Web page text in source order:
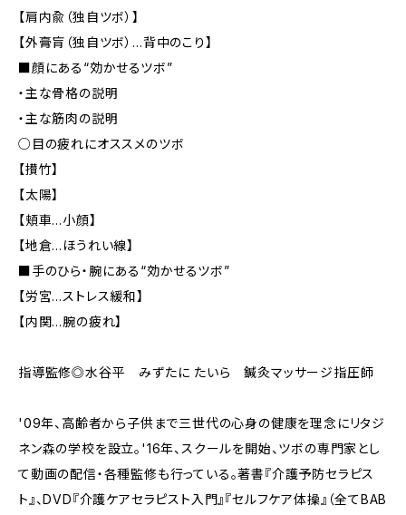
【肩内兪（独自ツボ）】
【外膏肓（独自ツボ）…背中のこり】
■顔にある“効かせるツボ”
・主な骨格の説明
・主な筋肉の説明
○目の疲れにオススメのツボ
【攅竹】
【太陽】
【頬車…小顔】
【地倉…ほうれい線】
■手のひら・腕にある“効かせるツボ”
【労宮…ストレス緩和】
【内関…腕の疲れ】
指導監修◎水谷平 みずたに たいら 鍼灸マッサージ指圧師
'09年、高齢者から子供まで三世代の心身の健康を理念にリタジ
ネン森の学校を設立。'16年、スクールを開始、ツボの専門家とし
て動画の配信・各種監修も行っている。著書『介護予防セラピス
ト』、DVD『介護ケアセラピスト入門』『セルフケア体操』（全てBAB